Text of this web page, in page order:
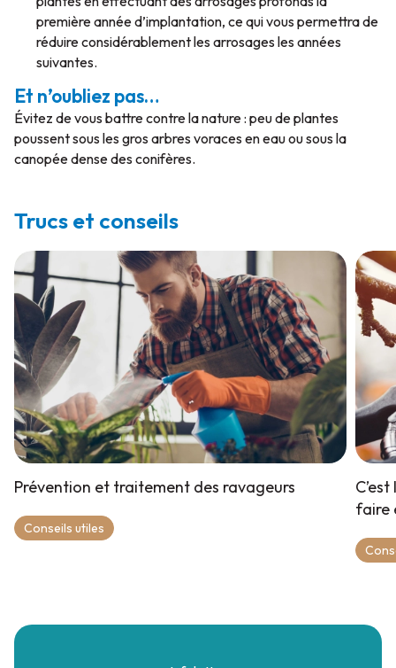
première année d’implantation, ce qui vous permettra de
réduire considérablement les arrosages les années
suivantes.
Et n’oubliez pas…
Évitez de vous battre contre la nature : peu de plantes
poussent sous les gros arbres voraces en eau ou sous la
canopée dense des conifères.
Trucs et conseils
Prévention et traitement des ravageurs
Conseils utiles
faire